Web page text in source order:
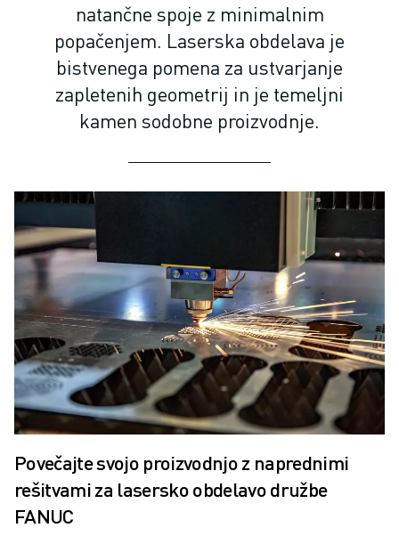
PREVENTIVNO VZDRŽEVANJE ROBODRILL
TRAJNOSTNI RAZVOJ ROBODRILL
ROBODRILL ROBOTSKI PAKET
IZOBRAŽEVALNI PAKET ROBODRILL
ELEKTRIČNI STROJI ZA BRIZGANJE
ISKALNIK ROBOSHOT
PROGRAMSKA OPREMA ROBOSHOT
ROBOSHOT ROBOTSKI PAKET
PREVENTIVNO VZDRŽEVANJE ROBOSHOT
SKUPNI STROŠKI LASTNIŠTVA ROBOSHOT-A
STROJI ZA ŽIČNO EROZIJO EDM
ROBOCUT STROJI ZA ŽIČNO EROZIJO EDM
STROJNA OPREMA ROBOCUT
PROGRAMSKA OPREMA ROBOCUT
PREVENTIVNO VZDRŽEVANJE ROBOCUT
TRAJNOSTNI RAZVOJ ROBOCUT
REŠITVE IIOT
REŠITVE ZA PAMETNE TOVARNE
PAMETNE TOVARNIŠKE REŠITVE ZA POVEČANJE UČINKOVITOSTI
REGISTRACIJA IZDELKA » FANUC PORTAL
natančne spoje z minimalnim
popačenjem. Laserska obdelava je
bistvenega pomena za ustvarjanje
zapletenih geometrij in je temeljni
kamen sodobne proizvodnje.
Povečajte svojo proizvodnjo z naprednimi
rešitvami za lasersko obdelavo družbe
FANUC